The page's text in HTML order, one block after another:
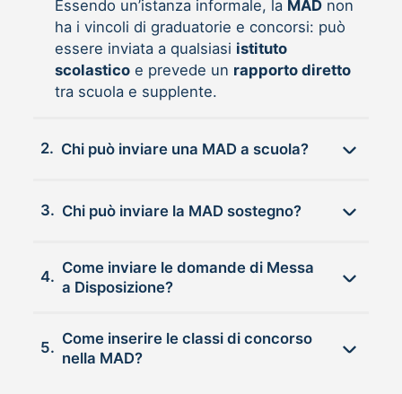
Essendo un’istanza informale, la MADnon
ha i vincoli di graduatorie e concorsi: può
essere inviata a qualsiasi istituto
scolasticoe prevede un rapporto diretto
tra scuola e supplente.
2. Chi può inviare una MAD a scuola?
3. Chi può inviare la MAD sostegno?
4.
Come inviare le domande di Messa
a Disposizione?
5.
Come inserire le classi di concorso
nella MAD?